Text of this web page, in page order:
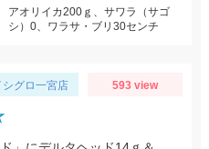
アオリイカ200ｇ、サワラ（サゴ
シ）0、ワラサ・ブリ30センチ
シグロ一宮店 593 view